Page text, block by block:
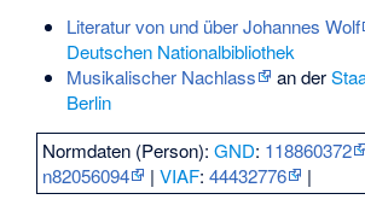
Literatur von und über Johannes Wolf
Deutschen Nationalbibliothek
Musikalischer Nachlass
an der
Berlin
Normdaten (Person):GND: 118860372
n82056094
|VIAF:44432776 |